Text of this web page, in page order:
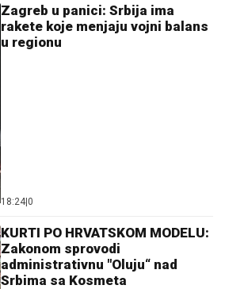
Zagreb u panici: Srbija ima
rakete koje menjaju vojni balans
u regionu
18:24|0
KURTI PO HRVATSKOM MODELU:
Zakonom sprovodi
administrativnu "Oluju“ nad
Srbima sa Kosmeta